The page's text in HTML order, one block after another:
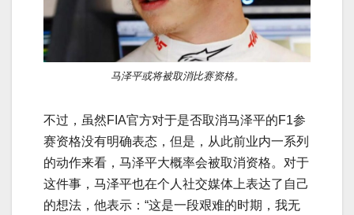
马泽平或将被取消比赛资格。
不过，虽然FIA官方对于是否取消马泽平的F1参
赛资格没有明确表态，但是，从此前业内一系列
的动作来看，马泽平大概率会被取消资格。对于
这件事，马泽平也在个人社交媒体上表达了自己
的想法，他表示：“这是一段艰难的时期，我无